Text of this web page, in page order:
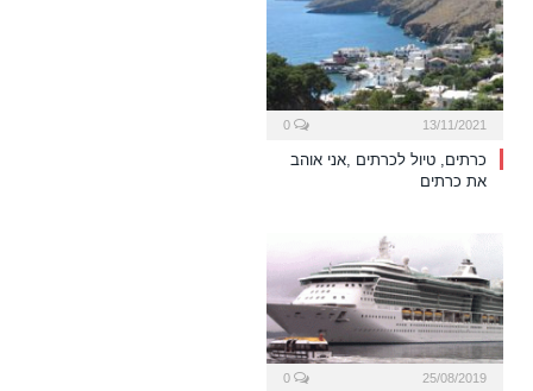
13/11/2021
כרתים, טיול לכרתים ,אני אוהב
את כרתים
25/08/2019